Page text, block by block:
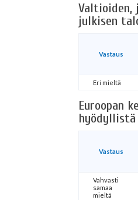
Valtioiden,
julkisen
Vastaus
Eri mieltä
Euroopan
hyödyllistä
Vastaus
Vahvasti
samaa
mieltä